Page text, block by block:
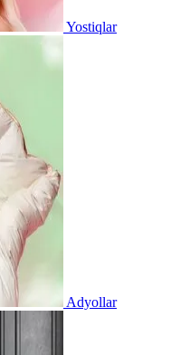
Yostiqlar
Adyollar